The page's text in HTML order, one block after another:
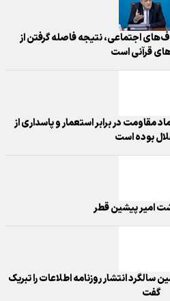
اجتماعی، نتیجه فاصله گرفتن از
قرآنی است
مقاومت در برابر استعمار و پاسداری از
بوده است
امیر پیشین قطر
انتشار روزنامه اطلاعات را تبریک
گفت